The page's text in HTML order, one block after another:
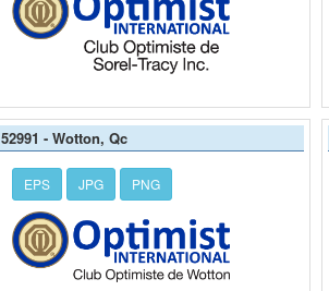
52991 - Wotton, Qc
EPS JPG PNG